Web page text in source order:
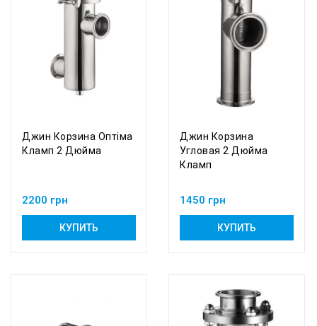
Джин Корзина Оптіма
Кламп 2 Дюйма
2200 грн
КУПИТЬ
Джин Корзина
Угловая 2 Дюйма
Кламп
1450 грн
КУПИТЬ